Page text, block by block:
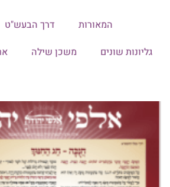
המאורות דרך הבעש"ט
גליונות שונים
משכן שילה